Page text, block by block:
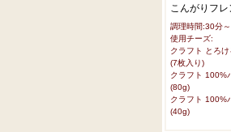
こんがりフ
調理時間:30分～
使用チーズ:
クラフト とろけ
(7枚入り)
クラフト 100%
(80g)
クラフト 100%
(40g)